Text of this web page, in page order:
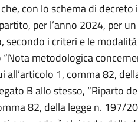
che, con lo schema di
per l’anno 2024, per
secondo i criteri e le
“Nota metodologica
all’articolo 1, comma 82,
B allo stesso, “Riparto
82, della legge n. 197/